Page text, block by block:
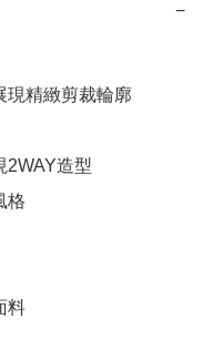
−
現精緻剪裁輪廓
2WAY造型
格
料